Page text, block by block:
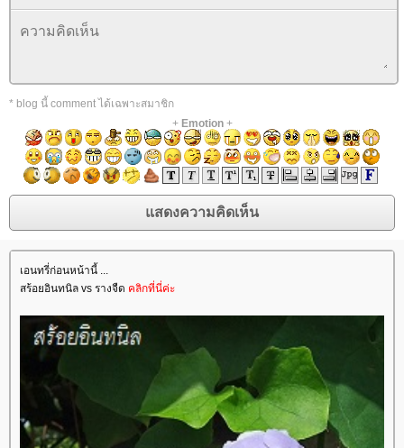
* blog นี้ comment ได้เฉพาะสมาชิก
+ Emotion+
เอนทรี่ก่อนหน้านี้ ...
สร้อยอินทนิล vs รางจืด คลิกที่นี่ค่ะ